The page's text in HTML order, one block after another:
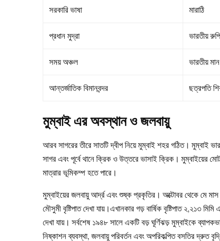
সরকারি ভাষা মারাঠি
প্রধান মুদ্রা ভারতীয়
সময় অঞ্চল ভারতীয়
আন্তর্জাতিক বিমানবন্দর ছত্রপতি
মুম্বাই এর অবস্থান ও জলবায়ু
আরব সাগরের তীরে সাতটি দ্বীপ নিয়ে মুম্বাই শহর গঠিত। মুম্বাই
সাগর এবং পূর্বে থানে ক্রিক ও উত্তরে ভাসাই ক্রিক। মুম্বাইয়ের
মাত্রার ভূমিকম্প হতে পারে।
মুম্বাইয়ের জলবায়ু আর্দ্র এবং শুষ্ক প্রকৃতির। অক্টোবর থেকে মে মাস
মৌসুমী বৃষ্টিপাত দেখা যায়।এখানকার গড় বার্ষিক বৃষ্টিপাত ২,২১৩
দেখা যায়। সর্বশেষ ১৯৪৮ সালে একটি বড় ঘূর্ণিঝড় মুম্বাইকে
নিষ্কাশন ব্যবস্থা, জলবায়ু পরিবর্তন এবং অপরিকল্পিত বসতির দ্রুত